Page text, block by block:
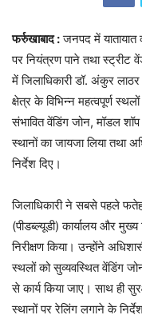
फर्रुखाबाद :जनपद में यातायात
पर नियंत्रण पाने तथा स्ट्रीट
में जिलाधिकारी डॉ. अंकुर
क्षेत्र के विभिन्न महत्वपूर्ण
संभावित वेंडिंग जोन, मॉडल शॉप
स्थानों का जायजा लिया तथा
निर्देश दिए।
जिलाधिकारी ने सबसे पहले
(पीडब्ल्यूडी) कार्यालय और
निरीक्षण किया। उन्होंने
स्थलों को सुव्यवस्थित वेंडिंग
से कार्य किया जाए। साथ ही
स्थानों पर रेलिंग लगाने के